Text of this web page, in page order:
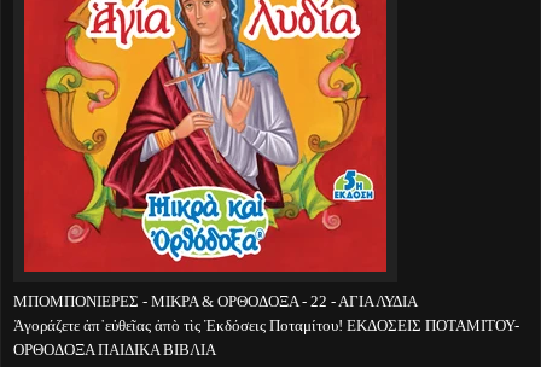
ΜΠΟΜΠΟΝΙΕΡΕΣ - ΜΙΚΡΑ & ΟΡΘΟΔΟΞΑ - 22 - ΑΓΙΑ ΛΥΔΙΑ
Ἀγοράζετε ἀπ᾽εὐθεῖας ἀπὸ τὶς Ἐκδόσεις Ποταμίτου! ΕΚΔΟΣΕΙΣ ΠΟΤΑΜΙΤΟΥ-
ΟΡΘΟΔΟΞΑ ΠΑΙΔΙΚΑ ΒΙΒΛΙΑ